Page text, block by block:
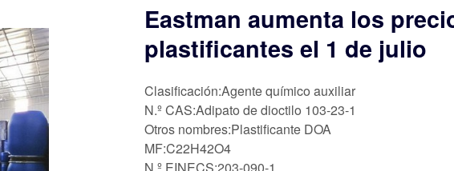
Eastman aumenta los
plastificantes el 1 de julio
Clasificación:Agente químico auxiliar
N.º CAS:Adipato de dioctilo 103-23-1
Otros nombres:Plastificante DOA
MF:C22H42O4
N.º EINECS:203-090-1